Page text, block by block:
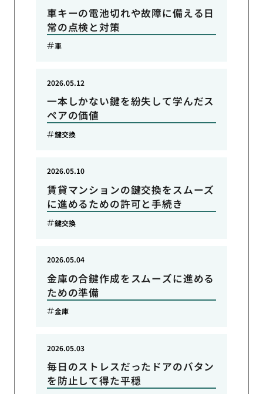
車キーの電池切れや故障に備える日
常の点検と対策
車
一本しかない鍵を紛失して学んだス
ペアの価値
2026.05.12
鍵交換
賃貸マンションの鍵交換をスムーズ
に進めるための許可と手続き
2026.05.10
鍵交換
金庫の合鍵作成をスムーズに進める
ための準備
2026.05.04
金庫
毎日のストレスだったドアのバタン
を防止して得た平穏
2026.05.03